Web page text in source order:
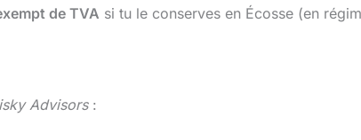
de TVA si tu le conserves en Écosse (en
Advisors: